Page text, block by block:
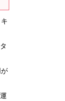
タ
運